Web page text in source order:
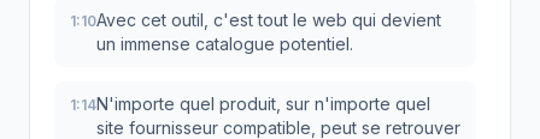
1:10Avec cet outil, c'est tout le web qui devient
un immense catalogue potentiel.
1:14N'importe quel produit, sur n'importe quel
site fournisseur compatible, peut se retrouver